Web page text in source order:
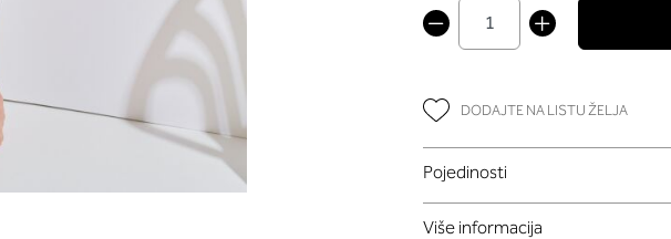
DODAJTE NA LISTU ŽELJA
Pojedinosti
Više informacija